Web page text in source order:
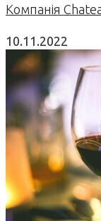
Компанія
10.11.2022